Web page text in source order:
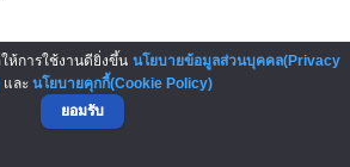
ห้การใช้งานดียิ่งขึ้น นโยบายข้อมูลส่วนบุคคล(Privacy
และ นโยบายคุกกี้(Cookie Policy)
ยอมรับ